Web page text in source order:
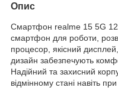
Опис
Смартфон realme 15 5G
смартфон для роботи,
процесор, якісний
дизайн забезпечують
Надійний та захисний
відмінному стані навіть